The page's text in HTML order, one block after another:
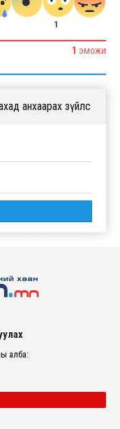
1
1 ЭМОЖИ
анхаарах зүйлс
алба: